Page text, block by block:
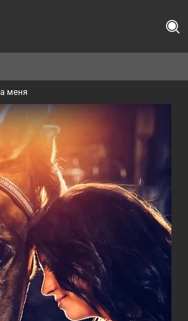
меня